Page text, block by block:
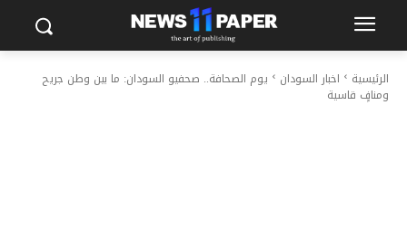
الرئيسية اخبار السودان
يوم الصحافة.. صحفيو السودان: ما بين وطن جريح
ومنافٍ قاسية